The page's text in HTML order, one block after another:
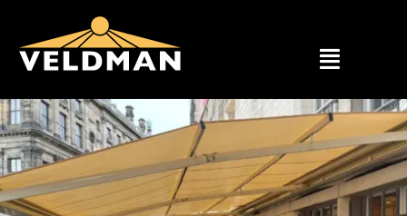
Particulier